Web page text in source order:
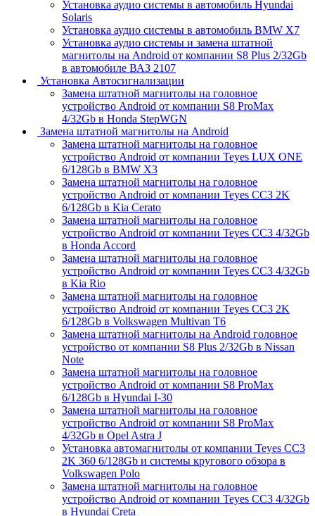
Установка аудио системы в автомобиль Hyundai
Solaris
Установка аудио системы в автомобиль BMW X7
Установка аудио системы и замена штатной
магнитолы на Android от компании S8 Plus 2/32Gb
в автомобиле ВАЗ 2107
Установка Автосигнализации
Замена штатной магнитолы на головное
устройство Android от компании S8 ProMax
4/32Gb в Honda StepWGN
Замена штатной магнитолы на Android
Замена штатной магнитолы на головное
устройство Android от компании Teyes LUX ONE
6/128Gb в BMW X3
Замена штатной магнитолы на головное
устройство Android от компании Teyes CC3 2K
6/128Gb в Kia Cerato
Замена штатной магнитолы на головное
устройство Android от компании Teyes CC3 4/32Gb
в Honda Accord
Замена штатной магнитолы на головное
устройство Android от компании Teyes CC3 4/32Gb
в Kia Rio
Замена штатной магнитолы на головное
устройство Android от компании Teyes CC3 2K
6/128Gb в Volkswagen Multivan T6
Замена штатной магнитолы на Android головное
устройство от компании S8 Plus 2/32Gb в Nissan
Note
Замена штатной магнитолы на головное
устройство Android от компании S8 ProMax
6/128Gb в Hyundai I-30
Замена штатной магнитолы на головное
устройство Android от компании S8 ProMax
4/32Gb в Opel Astra J
Установка автомагнитолы от компании Teyes CC3
2K 360 6/128Gb и системы кругового обзора в
Volkswagen Polo
Замена штатной магнитолы на головное
устройство Android от компании Teyes CC3 4/32Gb
в Hyundai Creta